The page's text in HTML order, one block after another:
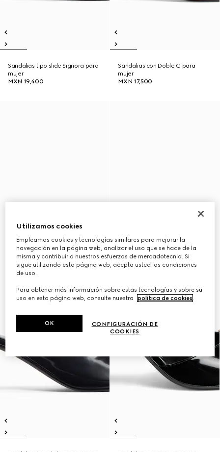
Sandalias tipo slide Signora para
mujer
MXN 19,400
Sandalias con Doble G para
mujer
MXN 17,500
Utilizamos cookies
Empleamos cookies y tecnologías similares para mejorar la
navegación en la página web, analizar el uso que se hace de la
misma y contribuir a nuestros esfuerzos de mercadotecnia. Si
sigue utilizando esta página web, acepta usted las condiciones
de uso.
Para obtener más información sobre estas tecnologías y sobre su
uso en esta página web, consulte nuestra
política de cookies.
CONFIGURACIÓN DE
COOKIES
OK